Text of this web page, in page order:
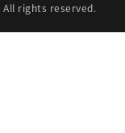
All rights reserved.